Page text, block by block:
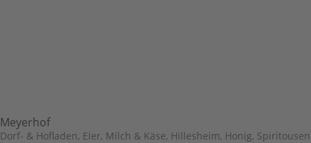
Meyerhof
Dorf- & Hofladen, Eier, Milch & Käse, Hillesheim, Honig, Spiritousen